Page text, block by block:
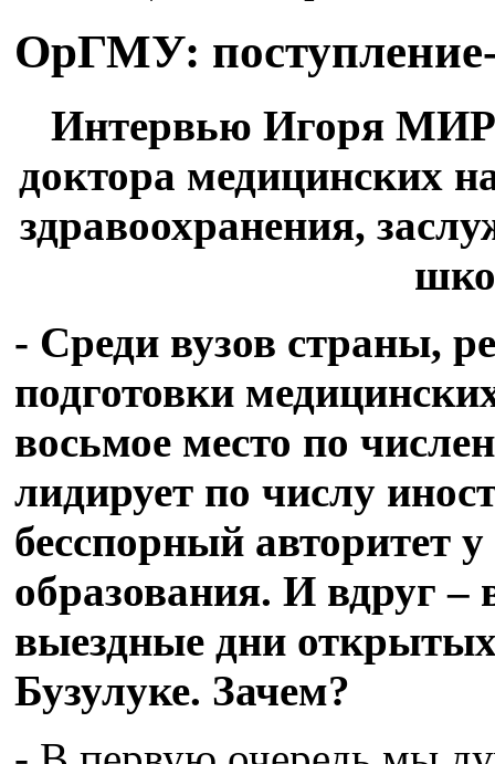
ОрГМУ:
Интервью Игоря
доктора медицинских
здравоохранения,
- Среди вузов страны,
подготовки
восьмое место по
лидирует по числу
бесспорный авторитет у
образования. И вдруг –
выездные дни
Бузулуке. Зачем?